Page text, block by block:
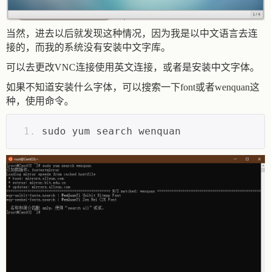
当然，进去以后就发现这种情况，因为我是以中文语言去连
接的，而我的系统没有安装中文字库。
可以去更改VNC连接使用英文连接，或者是安装中文字体。
如果不知道安装什么字体，可以搜索一下font或者wenquan这
种，使用命令。
sudo yum search wenquan